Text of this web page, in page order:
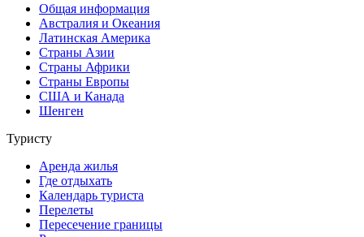
Общая информация
Австралия и Океания
Латинская Америка
Страны Азии
Страны Африки
Страны Европы
США и Канада
Шенген
Туристу
Аренда жилья
Где отдыхать
Календарь туриста
Перелеты
Пересечение границы